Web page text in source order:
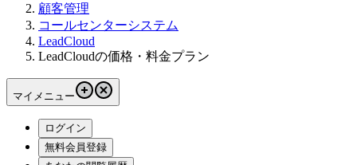
顧客管理
コールセンターシステム
LeadCloud
LeadCloudの価格・料金プラン
マイメニュー
ログイン
無料会員登録